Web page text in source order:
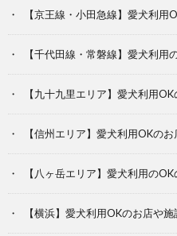
【京王線・小田急線】愛犬利用
【千代田線・常磐線】愛犬利用
【九十九里エリア】愛犬利用
【信州エリア】愛犬利用OKの
【八ヶ岳エリア】愛犬利用の
【横浜】愛犬利用OKのお店や施